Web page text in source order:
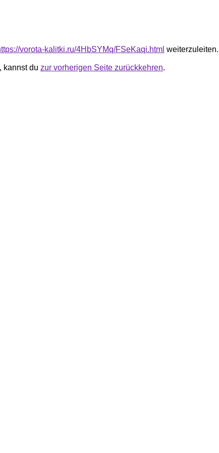
vorota-kalitki.ru/4HbSYMq/FSeKaqi.html weiterzuleiten.
kannst du zur vorherigen Seite zurückkehren.